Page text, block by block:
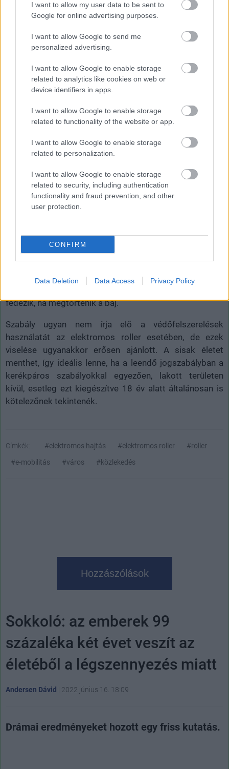
I want to allow my user data to be sent to
Google for online advertising purposes.
I want to allow Google to send me
personalized advertising.
I want to allow Google to enable storage
related to analytics like cookies on web or
device identifiers in apps.
I want to allow Google to enable storage
related to functionality of the website or app.
I want to allow Google to enable storage
related to personalization.
I want to allow Google to enable storage
related to security, including authentication
functionality and fraud prevention, and other
user protection.
CONFIRM
Data Deletion Data Access Privacy Policy
Az elektromos rollerek használatához nincs szükség
vezetői engedélyre. A Jövő Mobilitása Szövetség szerint
az ideális állapot az lenne, ha csak úgy vehetne részt
bárki a közlekedésben, ha ismeri a közlekedési
Elkötelezettek vagyunk amellett, hogy már a 10-
14 év közötti korosztály számára megteremtsük
a lehetőségét, hogy fakultatív óra keretein belül
elvégezhessék akár az általános iskolában az
ennek meglétét egyben feltételként határozná
meg a KRESZ, ahhoz, hogy valaki kerékpárra
vagy rollerre pattanjon és részt vegyen a
közlekedésben"
- mondta Pukler Gábor, a Jövő Mobilitása Szövetség
Az érdeklődőknek már most is lehetősége van
különböző helyeken elsajátítani ezt a tudást, ebből a
célból létezik például rollersuli is. Ma már léteznek
elektromos rollerekre is érvényes biztosítások is,
fedezik, ha megtörténik a baj.
Szabály ugyan nem írja elő a védőfelszerelések
használatát az elektromos roller esetében, de ezek
viselése ugyanakkor erősen ajánlott. A sisak életet
menthet, így ideális lenne, ha a leendő jogszabályban a
kerékpáros szabályokkal egyezően, lakott területen
kívül, esetleg ezt kiegészítve 18 év alatt általánosan is
kötelezőnek tekintenék.
Címkék: #elektromos hajtás #elektromos roller
#roller
#e-mobilitás
#város #közlekedés
Hozzászólások
Sokkoló: az emberek 99
százaléka két évet veszít az
életéből a légszennyezés miatt
Andersen Dávid | 2022 június 16. 18:09
Drámai eredményeket hozott egy friss kutatás.